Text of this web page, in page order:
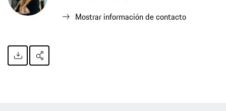
Mostrar información de contacto